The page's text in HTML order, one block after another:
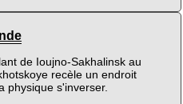
de Ioujno-Sakhalinsk au
recèle un endroit
physique s'inverser.